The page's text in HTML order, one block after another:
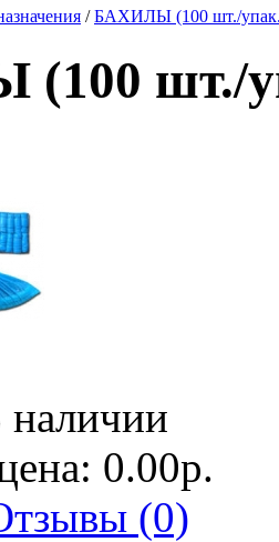
/БАХИЛЫ (100 шт./
шт./
0.00р.
(0)